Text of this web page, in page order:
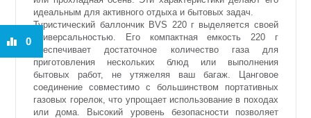
идеальным для активного отдыха и бытовых задач.
Туристический баллончик BVS 220 г выделяется своей
универсальностью. Его компактная емкость 220 г
обеспечивает достаточное количество газа для
приготовления нескольких блюд или выполнения
бытовых работ, не утяжеляя ваш багаж. Цанговое
соединение совместимо с большинством портативных
газовых горелок, что упрощает использование в походах
или дома. Высокий уровень безопасности позволяет
0